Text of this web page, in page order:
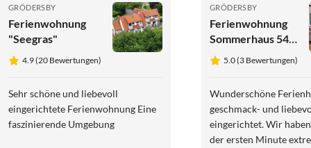
GRÖDERSBY
Ferienwohnung
"Seegras"
4.9 (20 Bewertungen)
Sehr schöne und liebevoll
eingerichtete Ferienwohnung Eine
faszinierende Umgebung
GRÖDERSBY
Ferienwohnung
Sommerhaus 54 -
Reethaus "M"
5.0 (3 Bewertungen)
Wunderschöne
geschmack- und
eingerichtet. Wir
der ersten Minute